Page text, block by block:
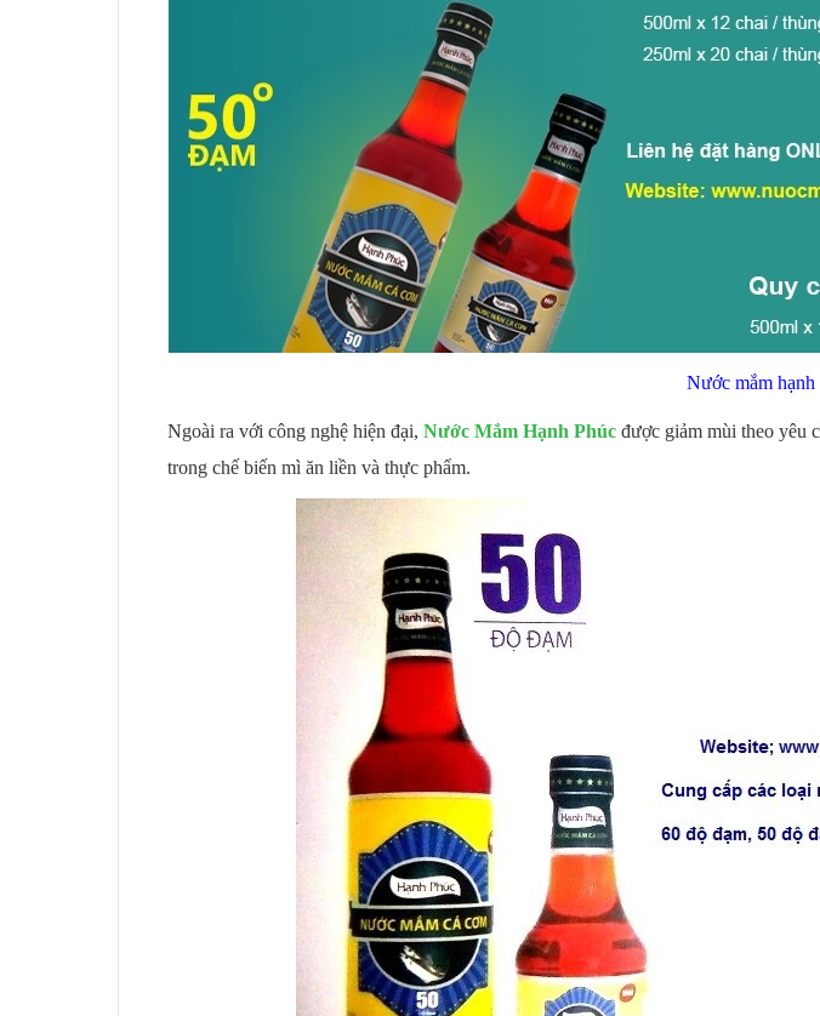
Nước mắm
Ngoài ra với công nghệ hiện đại, Nước Mắm Hạnh Phúc được giảm mùi theo yêu
trong chế biến mì ăn liền và thực phẩm.